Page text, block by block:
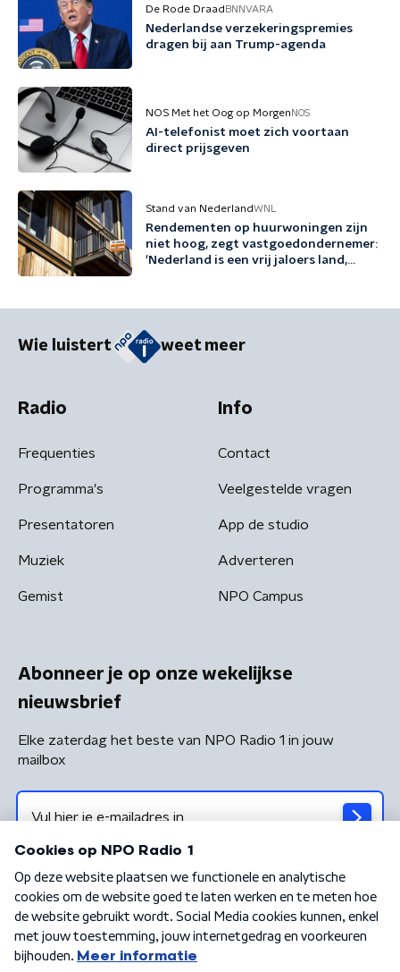
De Rode Draad BNNVARA
Nederlandse verzekeringspremies
dragen bij aan Trump-agenda
NOS Met het Oog op Morgen NOS
AI-telefonist moet zich voortaan
direct prijsgeven
Stand van NederlandWNL
Rendementen op huurwoningen zijn
niet hoog, zegt vastgoedondernemer:
'Nederland is een vrij jaloers land,
Wie luistert weet meer
Radio
Frequenties
Programma's
Presentatoren
Muziek
Gemist
Info
Contact
Veelgestelde vragen
App de studio
Adverteren
NPO Campus
Abonneer je op onze wekelijkse
nieuwsbrief
Elke zaterdag het beste van NPO Radio 1 in jouw
mailbox
Algemene voorwaarden